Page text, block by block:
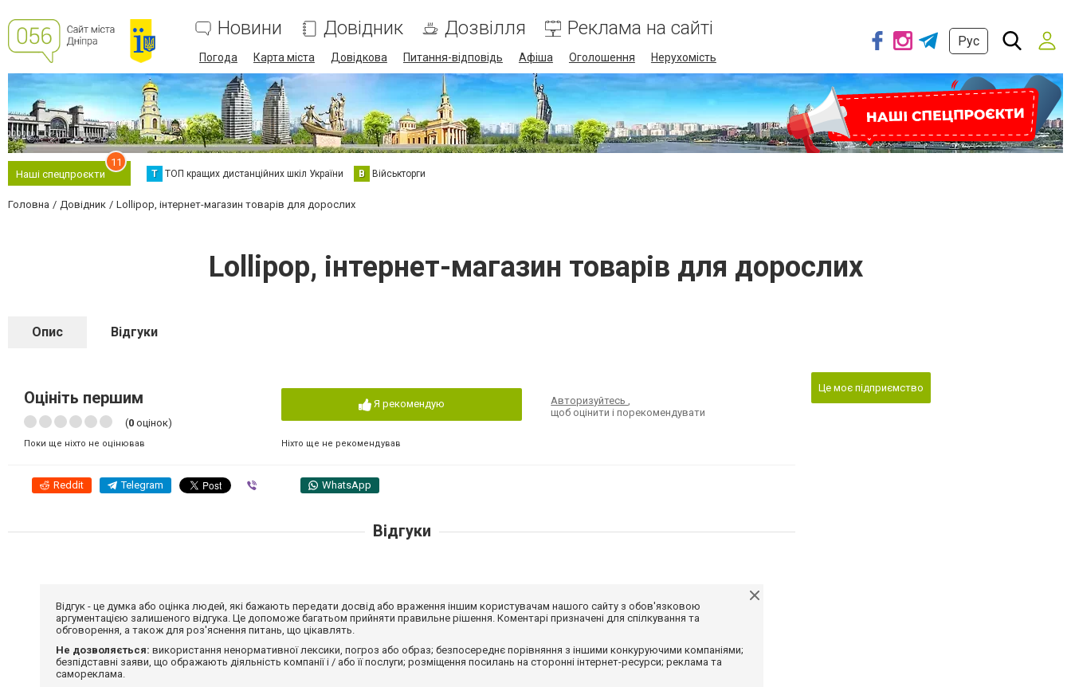
Новини Довідник Дозвілля Реклама на сайті
Погода Карта міста Довідкова Питання-відповідь Афіша Оголошення Нерухомість
Рус
Наші спецпроєкти
11
Т ТОП кращих дистанційних шкіл України В Військторги
Головна Довідник Lollipop, інтернет-магазин товарів для дорослих
Lollipop, інтернет-магазин товарів для дорослих
Опис Відгуки
Оцініть першим
(0 оцінок)
Поки ще ніхто не оцінював
Я рекомендую
Ніхто ще не рекомендував
Авторизуйтесь,
щоб оцінити і порекомендувати
Reddit Telegram WhatsApp
Це моє підприємство
Відгуки
Відгук - це думка або оцінка людей, які бажають передати досвід або враження іншим користувачам нашого сайту з обов'язковою
аргументацією залишеного відгука. Це допоможе багатьом прийняти правильне рішення. Коментарі призначені для спілкування та
обговорення, а також для роз'яснення питань, що цікавлять.
Не дозволяється: використання ненормативної лексики, погроз або образ; безпосереднє порівняння з іншими конкуруючими компаніями;
безпідставні заяви, що ображають діяльність компанії і / або її послуги; розміщення посилань на сторонні інтернет-ресурси; реклама та
самореклама.